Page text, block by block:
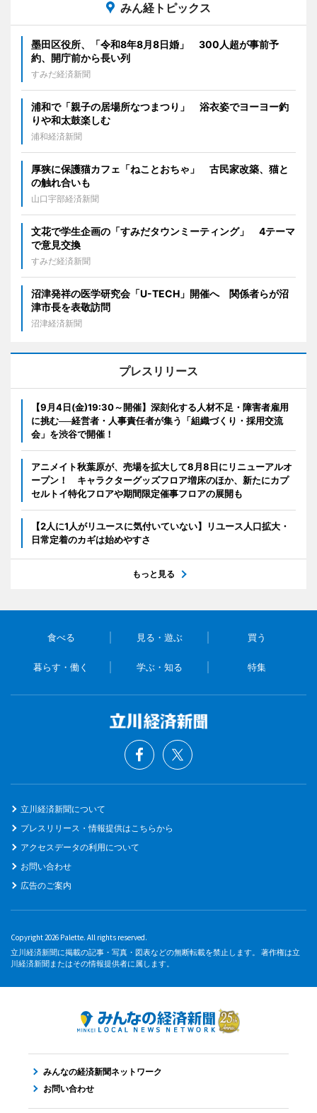
みん経トピックス
墨田区役所、「令和8年8月8日婚」 300人超が事前予
約、開庁前から長い列
すみだ経済新聞
浦和で「親子の居場所なつまつり」 浴衣姿でヨーヨー釣
りや和太鼓楽しむ
浦和経済新聞
厚狭に保護猫カフェ「ねことおちゃ」 古民家改築、猫と
の触れ合いも
山口宇部経済新聞
文花で学生企画の「すみだタウンミーティング」 4テーマ
で意見交換
すみだ経済新聞
沼津発祥の医学研究会「U-TECH」開催へ 関係者らが沼
津市長を表敬訪問
沼津経済新聞
プレスリリース
【9月4日(金)19:30～開催】深刻化する人材不足・障害者雇用
に挑む──経営者・人事責任者が集う「組織づくり・採用交流
会」を渋谷で開催！
アニメイト秋葉原が、売場を拡大して8月8日にリニューアルオ
ープン！ キャラクターグッズフロア増床のほか、新たにカプ
セルトイ特化フロアや期間限定催事フロアの展開も
【2人に1人がリユースに気付いていない】リユース人口拡大・
日常定着のカギは始めやすさ
もっと見る
食べる 見る・遊ぶ 買う
暮らす・働く 学ぶ・知る 特集
立川経済新聞について
プレスリリース・情報提供はこちらから
アクセスデータの利用について
お問い合わせ
広告のご案内
Copyright 2026 Palette. All rights reserved.
立川経済新聞に掲載の記事・写真・図表などの無断転載を禁止します。 著作権は立
川経済新聞またはその情報提供者に属します。
みんなの経済新聞ネットワーク
お問い合わせ